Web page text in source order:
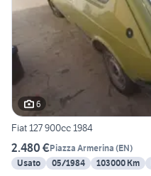
6
Fiat 127 900cc 1984
2.480 €Piazza Armerina (EN)
Usato
05/1984 103000 Km